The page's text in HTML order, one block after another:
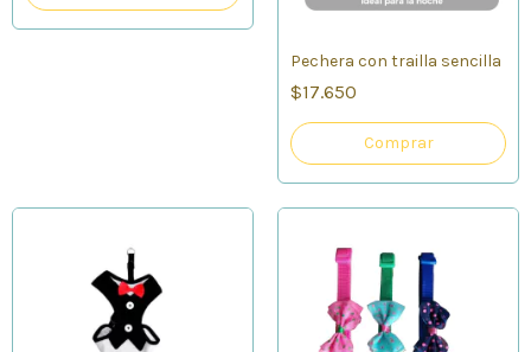
Pechera con trailla sencilla
$17.650
Comprar